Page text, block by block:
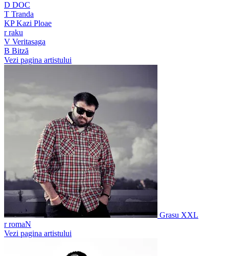
D DOC
T Tranda
KPKazi Ploae
rraku
V Veritasaga
B Bitză
Vezi pagina artistului
Grasu XXL
rromaN
Vezi pagina artistului